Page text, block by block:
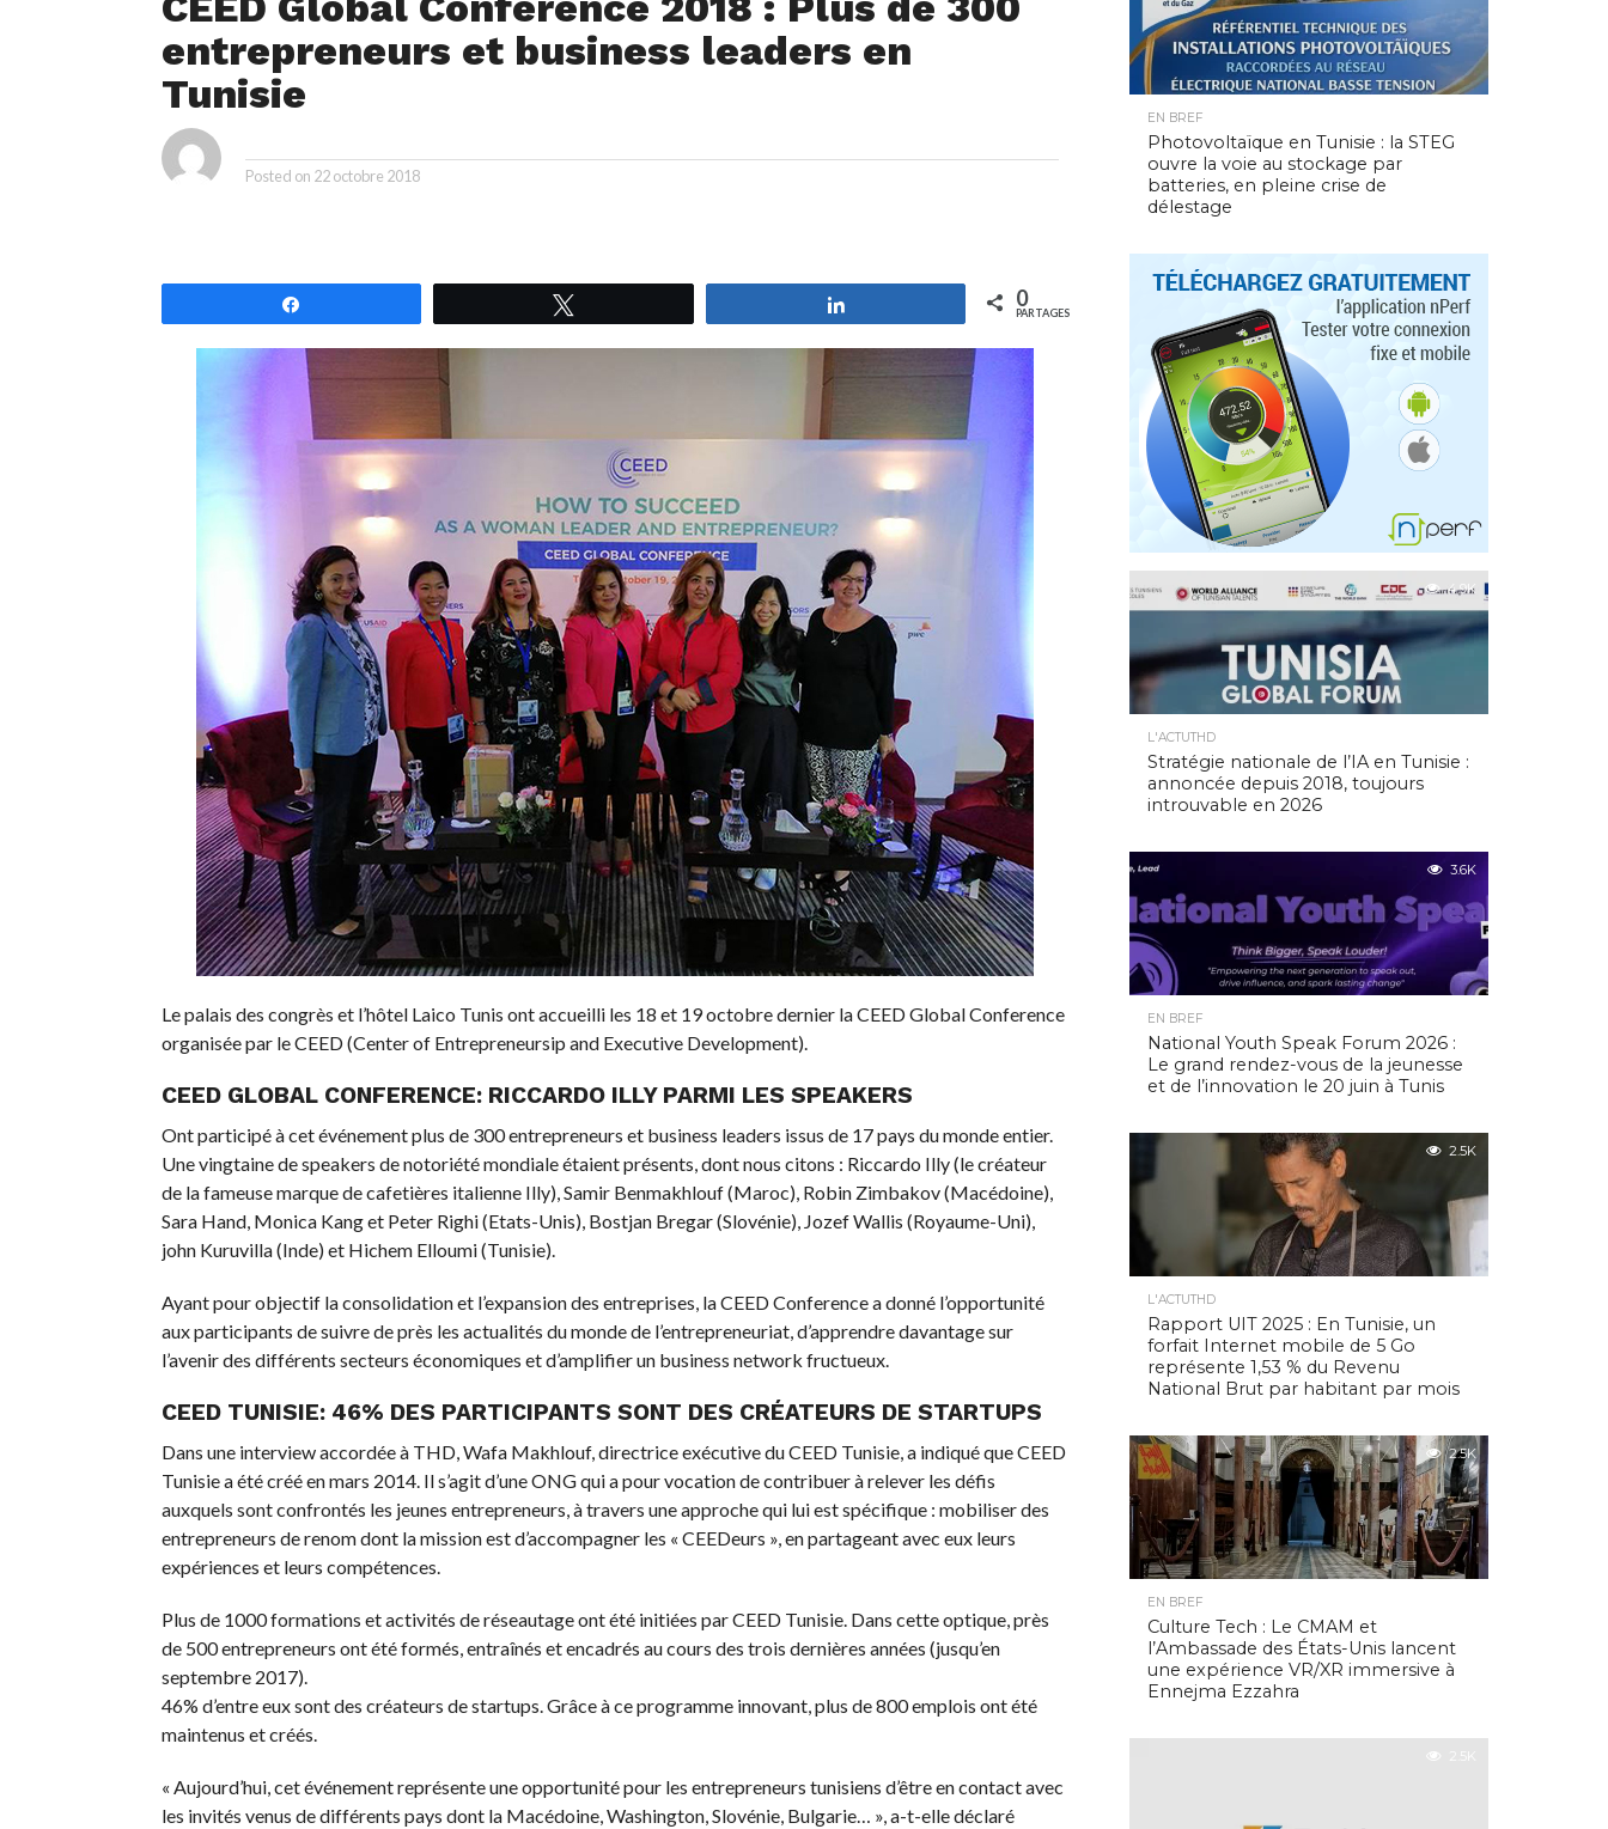
entrepreneurs et business leaders en
Tunisie
Posted on 22 octobre 2018
0
PARTAGES
Le palais des congrès et l’hôtel Laico Tunis ont accueilli les 18 et 19 octobre dernier la CEED Global Conference
organisée par le CEED (Center of Entrepreneursip and Executive Development).
CEED GLOBAL CONFERENCE: RICCARDO ILLY PARMI LES SPEAKERS
Ont participé à cet événement plus de 300 entrepreneurs et business leaders issus de 17 pays du monde entier.
Une vingtaine de speakers de notoriété mondiale étaient présents, dont nous citons : Riccardo Illy (le créateur
de la fameuse marque de cafetières italienne Illy), Samir Benmakhlouf (Maroc), Robin Zimbakov (Macédoine),
Sara Hand, Monica Kang et Peter Righi (Etats-Unis), Bostjan Bregar (Slovénie), Jozef Wallis (Royaume-Uni),
john Kuruvilla (Inde) et Hichem Elloumi (Tunisie).
Ayant pour objectif la consolidation et l’expansion des entreprises, la CEED Conference a donné l’opportunité
aux participants de suivre de près les actualités du monde de l’entrepreneuriat, d’apprendre davantage sur
l’avenir des différents secteurs économiques et d’amplifier un business network fructueux.
CEED TUNISIE: 46% DES PARTICIPANTS SONT DES CRÉATEURS DE STARTUPS
Dans une interview accordée à THD, Wafa Makhlouf, directrice exécutive du CEED Tunisie, a indiqué que CEED
Tunisie a été créé en mars 2014. Il s’agit d’une ONG qui a pour vocation de contribuer à relever les défis
auxquels sont confrontés les jeunes entrepreneurs, à travers une approche qui lui est spécifique : mobiliser des
entrepreneurs de renom dont la mission est d’accompagner les « CEEDeurs », en partageant avec eux leurs
expériences et leurs compétences.
Plus de 1000 formations et activités de réseautage ont été initiées par CEED Tunisie. Dans cette optique, près
de 500 entrepreneurs ont été formés, entraînés et encadrés au cours des trois dernières années (jusqu’en
septembre 2017).
46% d’entre eux sont des créateurs de startups. Grâce à ce programme innovant, plus de 800 emplois ont été
maintenus et créés.
« Aujourd’hui, cet événement représente une opportunité pour les entrepreneurs tunisiens d’être en contact avec
les invités venus de différents pays dont la Macédoine, Washington, Slovénie, Bulgarie… », a-t-elle déclaré
EN BREF
Photovoltaïque en Tunisie : la STEG
ouvre la voie au stockage par
batteries, en pleine crise de
délestage
4.9K
L'ACTUTHD
Stratégie nationale de l’IA en Tunisie :
annoncée depuis 2018, toujours
introuvable en 2026
3.6K
EN BREF
National Youth Speak Forum 2026 :
Le grand rendez-vous de la jeunesse
et de l’innovation le 20 juin à Tunis
2.5K
L'ACTUTHD
Rapport UIT 2025 : En Tunisie, un
forfait Internet mobile de 5 Go
représente 1,53 % du Revenu
National Brut par habitant par mois
2.5K
EN BREF
Culture Tech : Le CMAM et
l’Ambassade des États-Unis lancent
une expérience VR/XR immersive à
Ennejma Ezzahra
2.5K